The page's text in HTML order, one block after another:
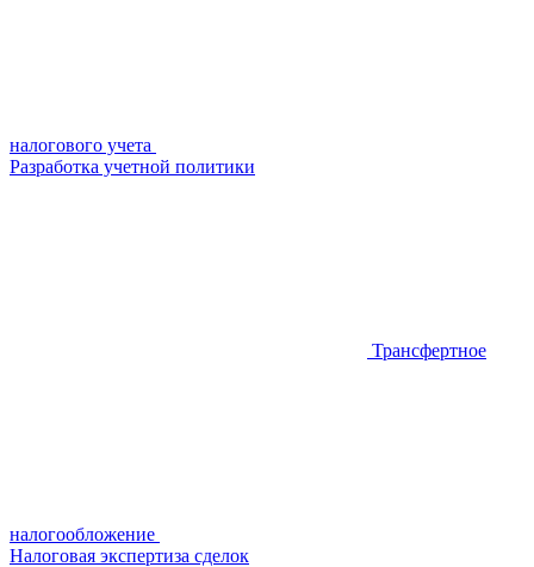
налогового учета
Разработка учетной политики
Трансфертное
налогообложение
Налоговая экспертиза сделок